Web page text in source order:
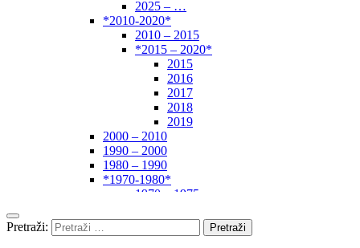
2025 – …
*2010-2020*
2010 – 2015
*2015 – 2020*
2015
2016
2017
2018
2019
2000 – 2010
1990 – 2000
1980 – 1990
*1970-1980*
1970 – 1975
1960 – 1970
1950 – 1960
Pretraži: